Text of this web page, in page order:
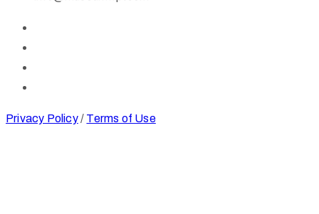
Privacy Policy/ Terms of Use